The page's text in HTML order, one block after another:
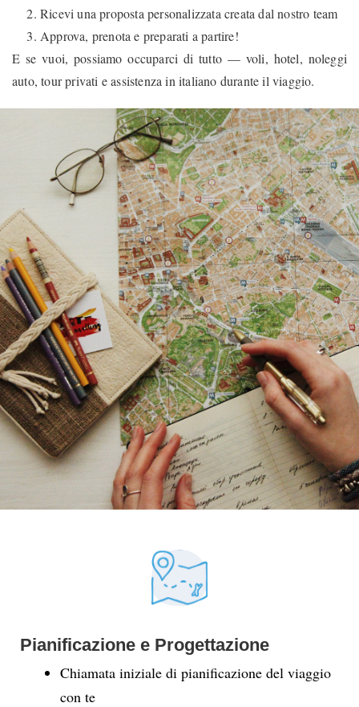
Ricevi una proposta personalizzata creata dal nostro team
Approva, prenota e preparati a partire!
E se vuoi, possiamo occuparci di tutto — voli, hotel, noleggi
auto, tour privati e assistenza in italiano durante il viaggio.
Pianificazione e Progettazione
Chiamata iniziale di pianificazione del viaggio
con te